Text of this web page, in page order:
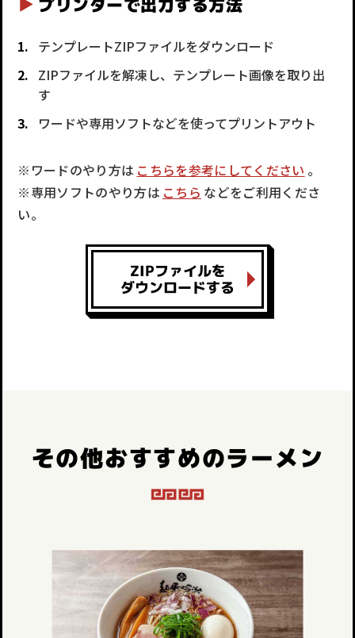
プリンターで出力する方法
テンプレートZIPファイルをダウンロード
ZIPファイルを解凍し、テンプレート画像を取り出
す
ワードや専用ソフトなどを使ってプリントアウト
※ワードのやり方は こちらを参考にしてください 。
※専用ソフトのやり方は こちら などをご利用くださ
い。
ZIPファイルを
ダウンロードする
その他おすすめのラーメン